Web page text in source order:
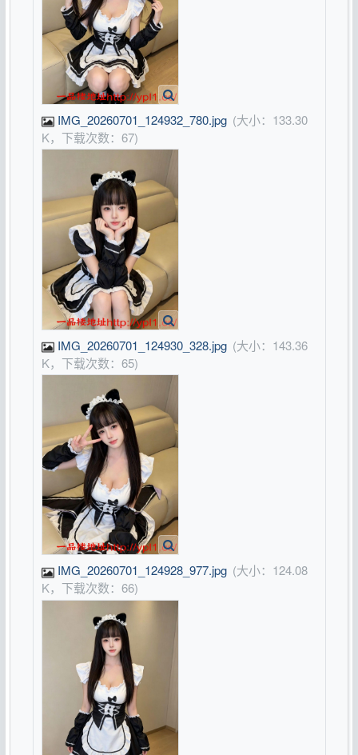
IMG_20260701_124932_780.jpg (大小：133.30
K，下载次数：67)
IMG_20260701_124930_328.jpg (大小：143.36
K，下载次数：65)
IMG_20260701_124928_977.jpg (大小：124.08
K，下载次数：66)